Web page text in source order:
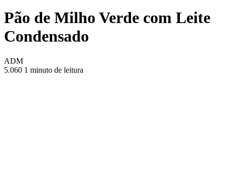
Pão de Milho Verde com Leite
Condensado
ADM
5.060 1 minuto de leitura